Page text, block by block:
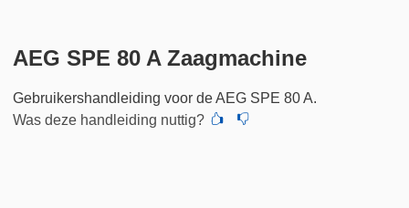
AEG SPE 80 A Zaagmachine
Gebruikershandleiding voor de AEG SPE 80 A.
Was deze handleiding nuttig?